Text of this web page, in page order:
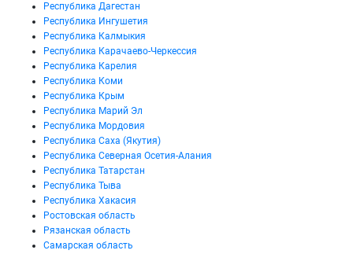
Республика Дагестан
Республика Ингушетия
Республика Калмыкия
Республика Карачаево-Черкессия
Республика Карелия
Республика Коми
Республика Крым
Республика Марий Эл
Республика Мордовия
Республика Саха (Якутия)
Республика Северная Осетия-Алания
Республика Татарстан
Республика Тыва
Республика Хакасия
Ростовская область
Рязанская область
Самарская область